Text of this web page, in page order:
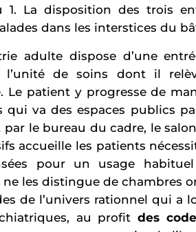
1. La disposition des trois
dans les interstices du
adulte dispose d’une
de soins dont il
Le patient y progresse de
va des espaces publics
le bureau du cadre, le
accueille les patients
pour un usage
les distingue de chambres
de l’univers rationnel qui a
au profitdes